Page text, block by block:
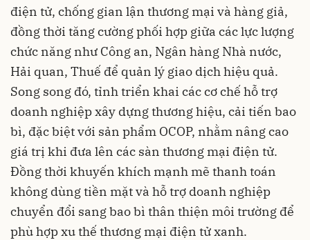
điện tử, chống gian lận thương mại và hàng giả,
đồng thời tăng cường phối hợp giữa các lực lượng
chức năng như Công an, Ngân hàng Nhà nước,
Hải quan, Thuế để quản lý giao dịch hiệu quả.
Song song đó, tỉnh triển khai các cơ chế hỗ trợ
doanh nghiệp xây dựng thương hiệu, cải tiến bao
bì, đặc biệt với sản phẩm OCOP, nhằm nâng cao
giá trị khi đưa lên các sàn thương mại điện tử.
Đồng thời khuyến khích mạnh mẽ thanh toán
không dùng tiền mặt và hỗ trợ doanh nghiệp
chuyển đổi sang bao bì thân thiện môi trường để
phù hợp xu thế thương mại điện tử xanh.